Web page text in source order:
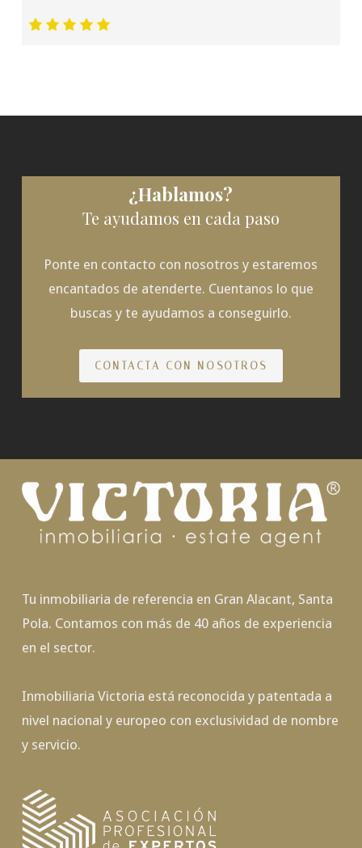
¿Hablamos?
Te ayudamos en cada paso
Ponte en contacto con nosotros y estaremos
encantados de atenderte. Cuentanos lo que
buscas y te ayudamos a conseguirlo.
CONTACTA CON NOSOTROS
Tu inmobiliaria de referencia en Gran Alacant, Santa
Pola. Contamos con más de 40 años de experiencia
en el sector.
Inmobiliaria Victoria está reconocida y patentada a
nivel nacional y europeo con exclusividad de nombre
y servicio.